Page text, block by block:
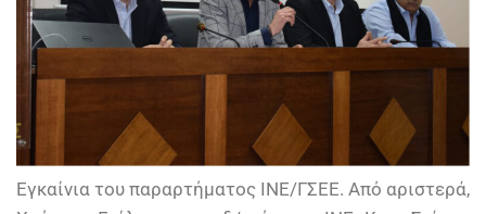
Εγκαίνια του παραρτήματος ΙΝΕ/ΓΣΕΕ. Από αριστερά,